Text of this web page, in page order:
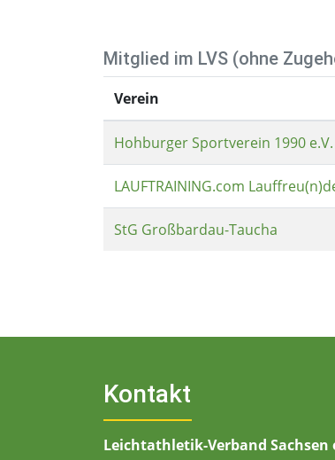
Mitglied im LVS (ohne
Verein
Hohburger Sportverein 1990 e.V.
LAUFTRAINING.com
StG Großbardau-Taucha
Kontakt
Leichtathletik-Verband Sachsen